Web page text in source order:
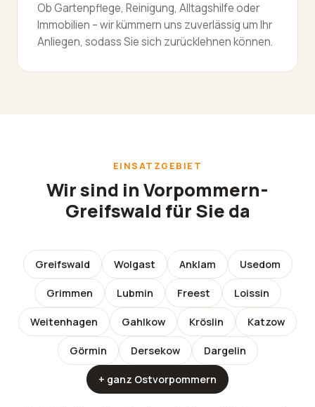
Ob Gartenpflege, Reinigung, Alltagshilfe oder
Immobilien – wir kümmern uns zuverlässig um Ihr
Anliegen, sodass Sie sich zurücklehnen können.
EINSATZGEBIET
Wir sind in Vorpommern-
Greifswald für Sie da
Greifswald Wolgast Anklam Usedom
Grimmen Lubmin Freest Loissin
Weitenhagen Gahlkow Kröslin Katzow
Görmin Dersekow Dargelin
+ ganz Ostvorpommern